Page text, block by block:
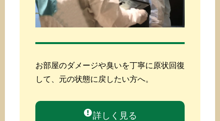
お部屋のダメージや臭いを丁寧に原状回復
して、元の状態に戻したい方へ。
詳しく見る